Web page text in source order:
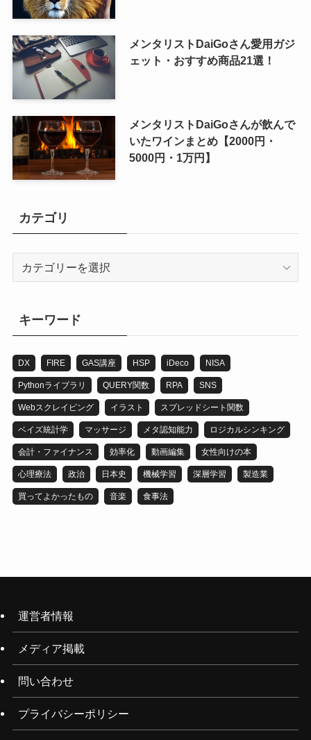
メンタリストDaiGoさん愛用ガジ
ェット・おすすめ商品21選！
メンタリストDaiGoさんが飲んで
いたワインまとめ【2000円・
5000円・1万円】
カテゴリ
キーワード
DX FIRE GAS講座 HSP iDeco NISA
Pythonライブラリ QUERY関数 RPA SNS
Webスクレイピング イラスト スプレッドシート関数
ベイズ統計学 マッサージ メタ認知能力 ロジカルシンキング
会計・ファイナンス 効率化 動画編集 女性向けの本
心理療法 政治 日本史 機械学習 深層学習 製造業
買ってよかったもの 音楽 食事法
運営者情報
メディア掲載
問い合わせ
プライバシーポリシー